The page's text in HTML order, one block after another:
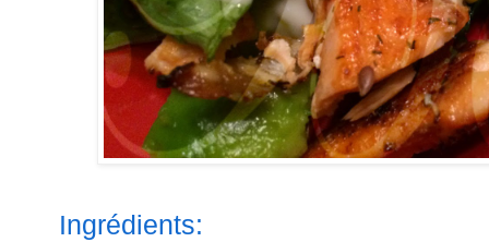
Ingrédients: